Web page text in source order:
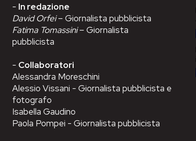
- In redazione
David Orfei– Giornalista pubblicista
Fatima Tomassini– Giornalista
pubblicista
- Collaboratori
Alessandra Moreschini
Alessio Vissani - Giornalista pubblicista e
fotografo
Isabella Gaudino
Paola Pompei - Giornalista pubblicista